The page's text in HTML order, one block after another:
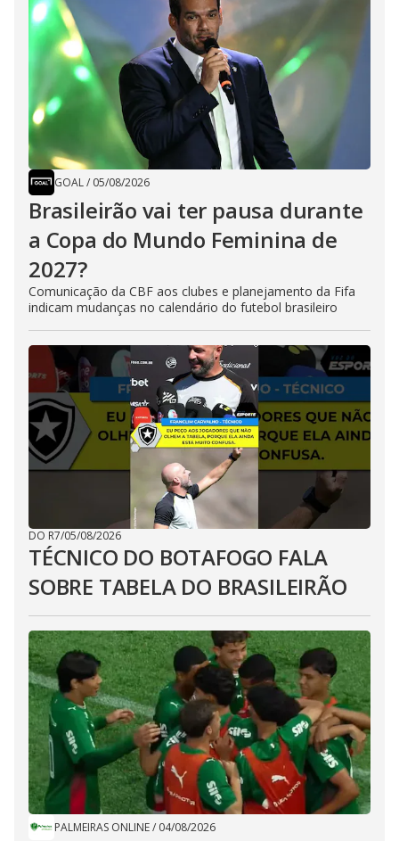
GOAL/ 05/08/2026
Brasileirão vai ter pausa durante
a Copa do Mundo Feminina de
2027?
Comunicação da CBF aos clubes e planejamento da Fifa
indicam mudanças no calendário do futebol brasileiro
DO R7/05/08/2026
TÉCNICO DO BOTAFOGO FALA
SOBRE TABELA DO BRASILEIRÃO
PALMEIRAS ONLINE/ 04/08/2026